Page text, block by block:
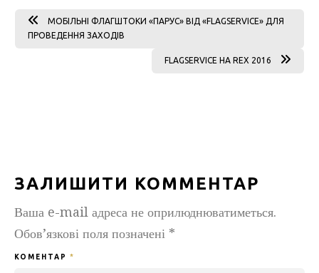
МОБІЛЬНІ ФЛАГШТОКИ «ПАРУС» ВІД «FLAGSERVICE» ДЛЯ
ПРОВЕДЕННЯ ЗАХОДІВ
FLAGSERVICE НА REX 2016
ЗАЛИШИТИ КОММЕНТАР
Ваша e-mail адреса не оприлюднюватиметься.
Обов’язкові поля позначені *
КОМЕНТАР *